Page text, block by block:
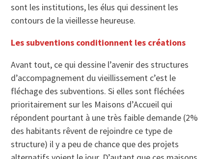
sont les institutions, les élus qui dessinent les
contours de la vieillesse heureuse.
Les subventions conditionnent les créations
Avant tout, ce qui dessine l’avenir des structures
d’accompagnement du vieillissement c’est le
fléchage des subventions. Si elles sont fléchées
prioritairement sur les Maisons d’Accueil qui
répondent pourtant à une très faible demande (2%
des habitants rêvent de rejoindre ce type de
structure) il y a peu de chance que des projets